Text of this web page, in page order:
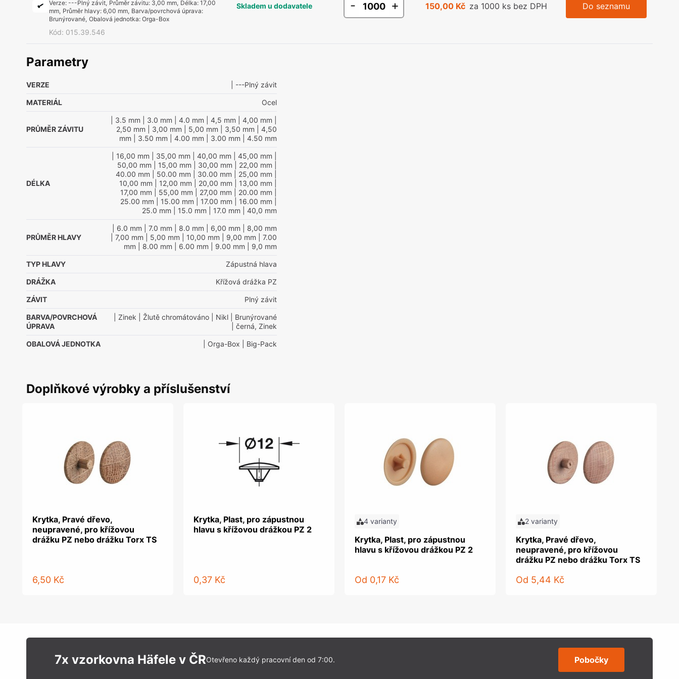
Verze: ---Plný závit, Průměr závitu: 3,00 mm, Délka: 17,00
mm, Průměr hlavy: 6,00 mm, Barva/povrchová úprava:
Brunýrované, Obalová jednotka: Orga-Box
Kód: 015.39.546
Skladem u dodavatele - + 150,00 Kč za 1000 ks bez DPH Do seznamu
Parametry
VERZE | ---Plný závit
MATERIÁL Ocel
PRŮMĚR ZÁVITU
| 3.5 mm | 3.0 mm | 4.0 mm | 4,5 mm | 4,00 mm
2,50 mm | 3,00 mm | 5,00 mm | 3,50 mm | 4,50
mm | 3.50 mm | 4.00 mm | 3.00 mm | 4.50 mm
DÉLKA
| 16,00 mm | 35,00 mm | 40,00 mm | 45,00 mm
50,00 mm | 15,00 mm | 30,00 mm | 22,00 mm
40.00 mm | 50.00 mm | 30.00 mm | 25,00 mm
10,00 mm | 12,00 mm | 20,00 mm | 13,00 mm
17,00 mm | 55,00 mm | 27,00 mm | 20.00 mm
25.00 mm | 15.00 mm | 17.00 mm | 16.00 mm
25.0 mm | 15.0 mm | 17.0 mm | 40,0 mm
PRŮMĚR HLAVY
| 6.0 mm | 7.0 mm | 8.0 mm | 6,00 mm | 8,00 mm
| 7,00 mm | 5,00 mm | 10,00 mm | 9,00 mm | 7.00
mm | 8.00 mm | 6.00 mm | 9.00 mm | 9,0 mm
TYP HLAVY Zápustná hlava
DRÁŽKA Křížová drážka PZ
ZÁVIT Plný závit
BARVA/POVRCHOVÁ
ÚPRAVA
| Zinek | Žlutě chromátováno | Nikl | Brunýrované
| černá, Zinek
OBALOVÁ JEDNOTKA | Orga-Box | Big-Pack
Doplňkové výrobky a příslušenství
Krytka, Pravé dřevo,
neupravené, pro křížovou
drážku PZ nebo drážku Torx TS
6,50 Kč
Krytka, Plast, pro zápustnou
hlavu s křížovou drážkou PZ 2
0,37 Kč
4 varianty
Krytka, Plast, pro zápustnou
hlavu s křížovou drážkou PZ 2
Od 0,17 Kč
2 varianty
Krytka, Pravé dřevo,
neupravené, pro křížovou
drážku PZ nebo drážku Torx TS
Od 5,44 Kč
7x vzorkovna Häfele v ČROtevřeno každý pracovní den od 7:00. Pobočky